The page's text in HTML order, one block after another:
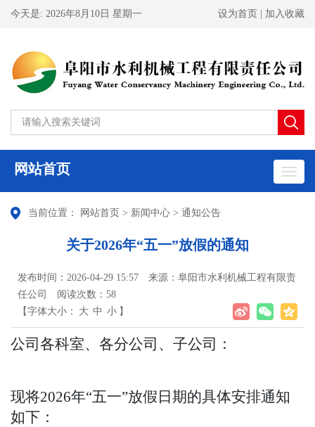
今天是: 2026年8月10日 星期一 设为首页 加入收藏
网站首页
当前位置： 网站首页 > 新闻中心 > 通知公告
关于2026年“五一”放假的通知
发布时间：2026-04-29 15:57
来源：阜阳市水利机械工程有限责
任公司
阅读次数： 58
【字体大小：
大 中 小 】
公司各科室、各分公司、子公司：
现将2026年“五一”放假日期的具体安排通知
如下：